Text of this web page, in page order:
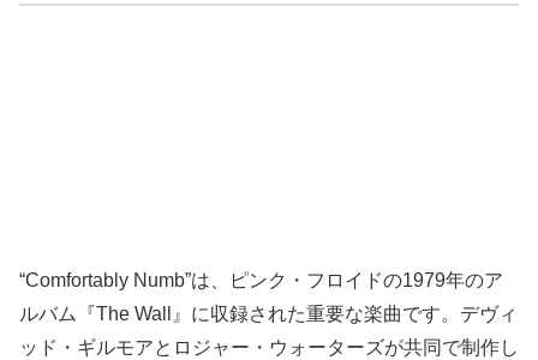
“Comfortably Numb”は、ピンク・フロイドの1979年のア
ルバム『The Wall』に収録された重要な楽曲です。デヴィ
ッド・ギルモアとロジャー・ウォーターズが共同で制作し